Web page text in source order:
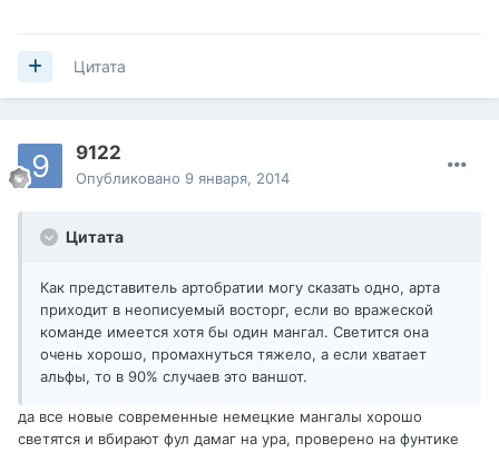
Цитата
9122
Опубликовано 9 января, 2014
Цитата
Как представитель артобратии могу сказать одно, арта
приходит в неописуемый восторг, если во вражеской
команде имеется хотя бы один мангал. Светится она
очень хорошо, промахнуться тяжело, а если хватает
альфы, то в 90% случаев это ваншот.
да все новые современные немецкие мангалы хорошо
светятся и вбирают фул дамаг на ура, проверено на фунтике